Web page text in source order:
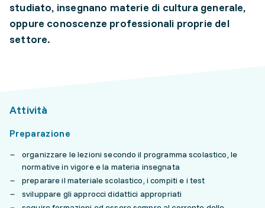
studiato, insegnano materie di cultura generale,
oppure conoscenze professionali proprie del
settore.
Attività
Preparazione
organizzare le lezioni secondo il programma scolastico, le
normative in vigore e la materia insegnata
preparare il materiale scolastico, i compiti e i test
sviluppare gli approcci didattici appropriati